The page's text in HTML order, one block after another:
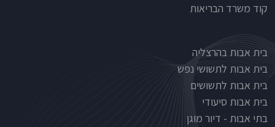
קוד משרד הבריאות
Nursinghouse type
בית אבות בהרצליה
בית אבות לתשושי נפש
בית אבות לתשושים
בית אבות סיעודי
בתי אבות - דיור מוגן